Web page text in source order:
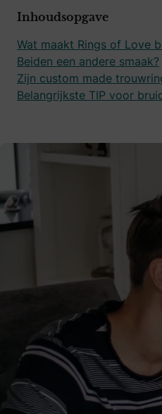
Inhoudsopgave
Wat maakt Rings of Love
Beiden een andere smaak?
Zijn custom made
Belangrijkste TIP voor